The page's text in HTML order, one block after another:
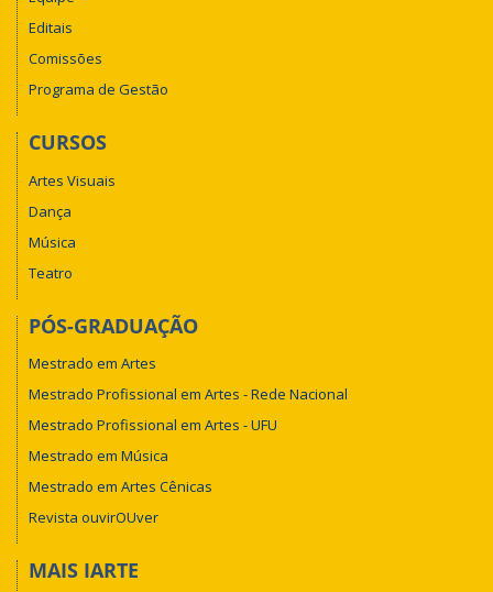
Editais
Comissões
Programa de Gestão
CURSOS
Artes Visuais
Dança
Música
Teatro
PÓS-GRADUAÇÃO
Mestrado em Artes
Mestrado Profissional em Artes - Rede Nacional
Mestrado Profissional em Artes - UFU
Mestrado em Música
Mestrado em Artes Cênicas
Revista ouvirOUver
MAIS IARTE